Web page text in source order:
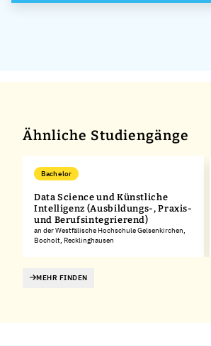
Ähnliche Studiengänge
Bachelor
Data Science und Künstliche
Intelligenz (Ausbildungs-, Praxis-
und Berufsintegrierend)
an der Westfälische Hochschule Gelsenkirchen,
Bocholt, Recklinghausen
MEHR FINDEN